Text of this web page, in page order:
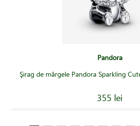
Pandora
Şirag de mărgele Pandora Sparkling
355 lei